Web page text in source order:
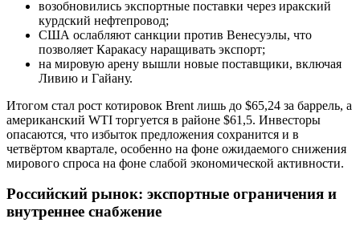
возобновились экспортные поставки через иракский
курдский нефтепровод;
США ослабляют санкции против Венесуэлы, что
позволяет Каракасу наращивать экспорт;
на мировую арену вышли новые поставщики, включая
Ливию и Гайану.
Итогом стал рост котировок Brent лишь до $65,24 за баррель, а
американский WTI торгуется в районе $61,5. Инвесторы
опасаются, что избыток предложения сохранится и в
четвёртом квартале, особенно на фоне ожидаемого снижения
мирового спроса на фоне слабой экономической активности.
Российский рынок: экспортные ограничения и
внутреннее снабжение